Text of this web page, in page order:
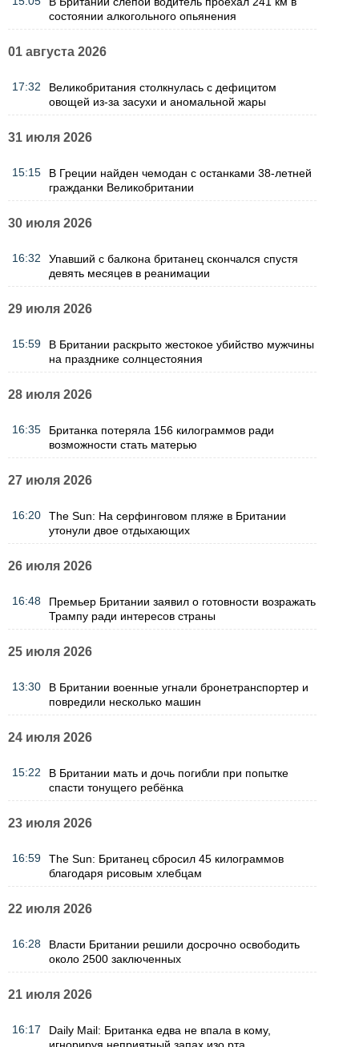
состоянии алкогольного опьянения
01 августа 2026
17:32
Великобритания столкнулась с дефицитом
овощей из-за засухи и аномальной жары
31 июля 2026
15:15
В Греции найден чемодан с останками 38-летней
гражданки Великобритании
30 июля 2026
16:32
Упавший с балкона британец скончался спустя
девять месяцев в реанимации
29 июля 2026
15:59
В Британии раскрыто жестокое убийство мужчины
на празднике солнцестояния
28 июля 2026
16:35
Британка потеряла 156 килограммов ради
возможности стать матерью
27 июля 2026
16:20
The Sun: На серфинговом пляже в Британии
утонули двое отдыхающих
26 июля 2026
16:48
Премьер Британии заявил о готовности возражать
Трампу ради интересов страны
25 июля 2026
13:30
В Британии военные угнали бронетранспортер и
повредили несколько машин
24 июля 2026
15:22
В Британии мать и дочь погибли при попытке
спасти тонущего ребёнка
23 июля 2026
16:59
The Sun: Британец сбросил 45 килограммов
благодаря рисовым хлебцам
22 июля 2026
16:28
Власти Британии решили досрочно освободить
около 2500 заключенных
21 июля 2026
16:17
Daily Mail: Британка едва не впала в кому,
игнорируя неприятный запах изо рта